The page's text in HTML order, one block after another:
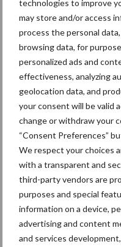
technologies to improve
may store and/or access
process the personal
browsing data, for
personalized ads and
effectiveness, analyzing
geolocation data, and
your consent will be valid
change or withdraw your
“Consent Preferences”
We respect your choices
with a transparent and
third-party vendors are
purposes and special
information on a device,
advertising and content
and services
kunnen alle varkens
varken in de weg zit. Een
drinkwaterpalen is dat de
bevuilen met mest en
zegt Hoofs. De
zou dit systeem graag